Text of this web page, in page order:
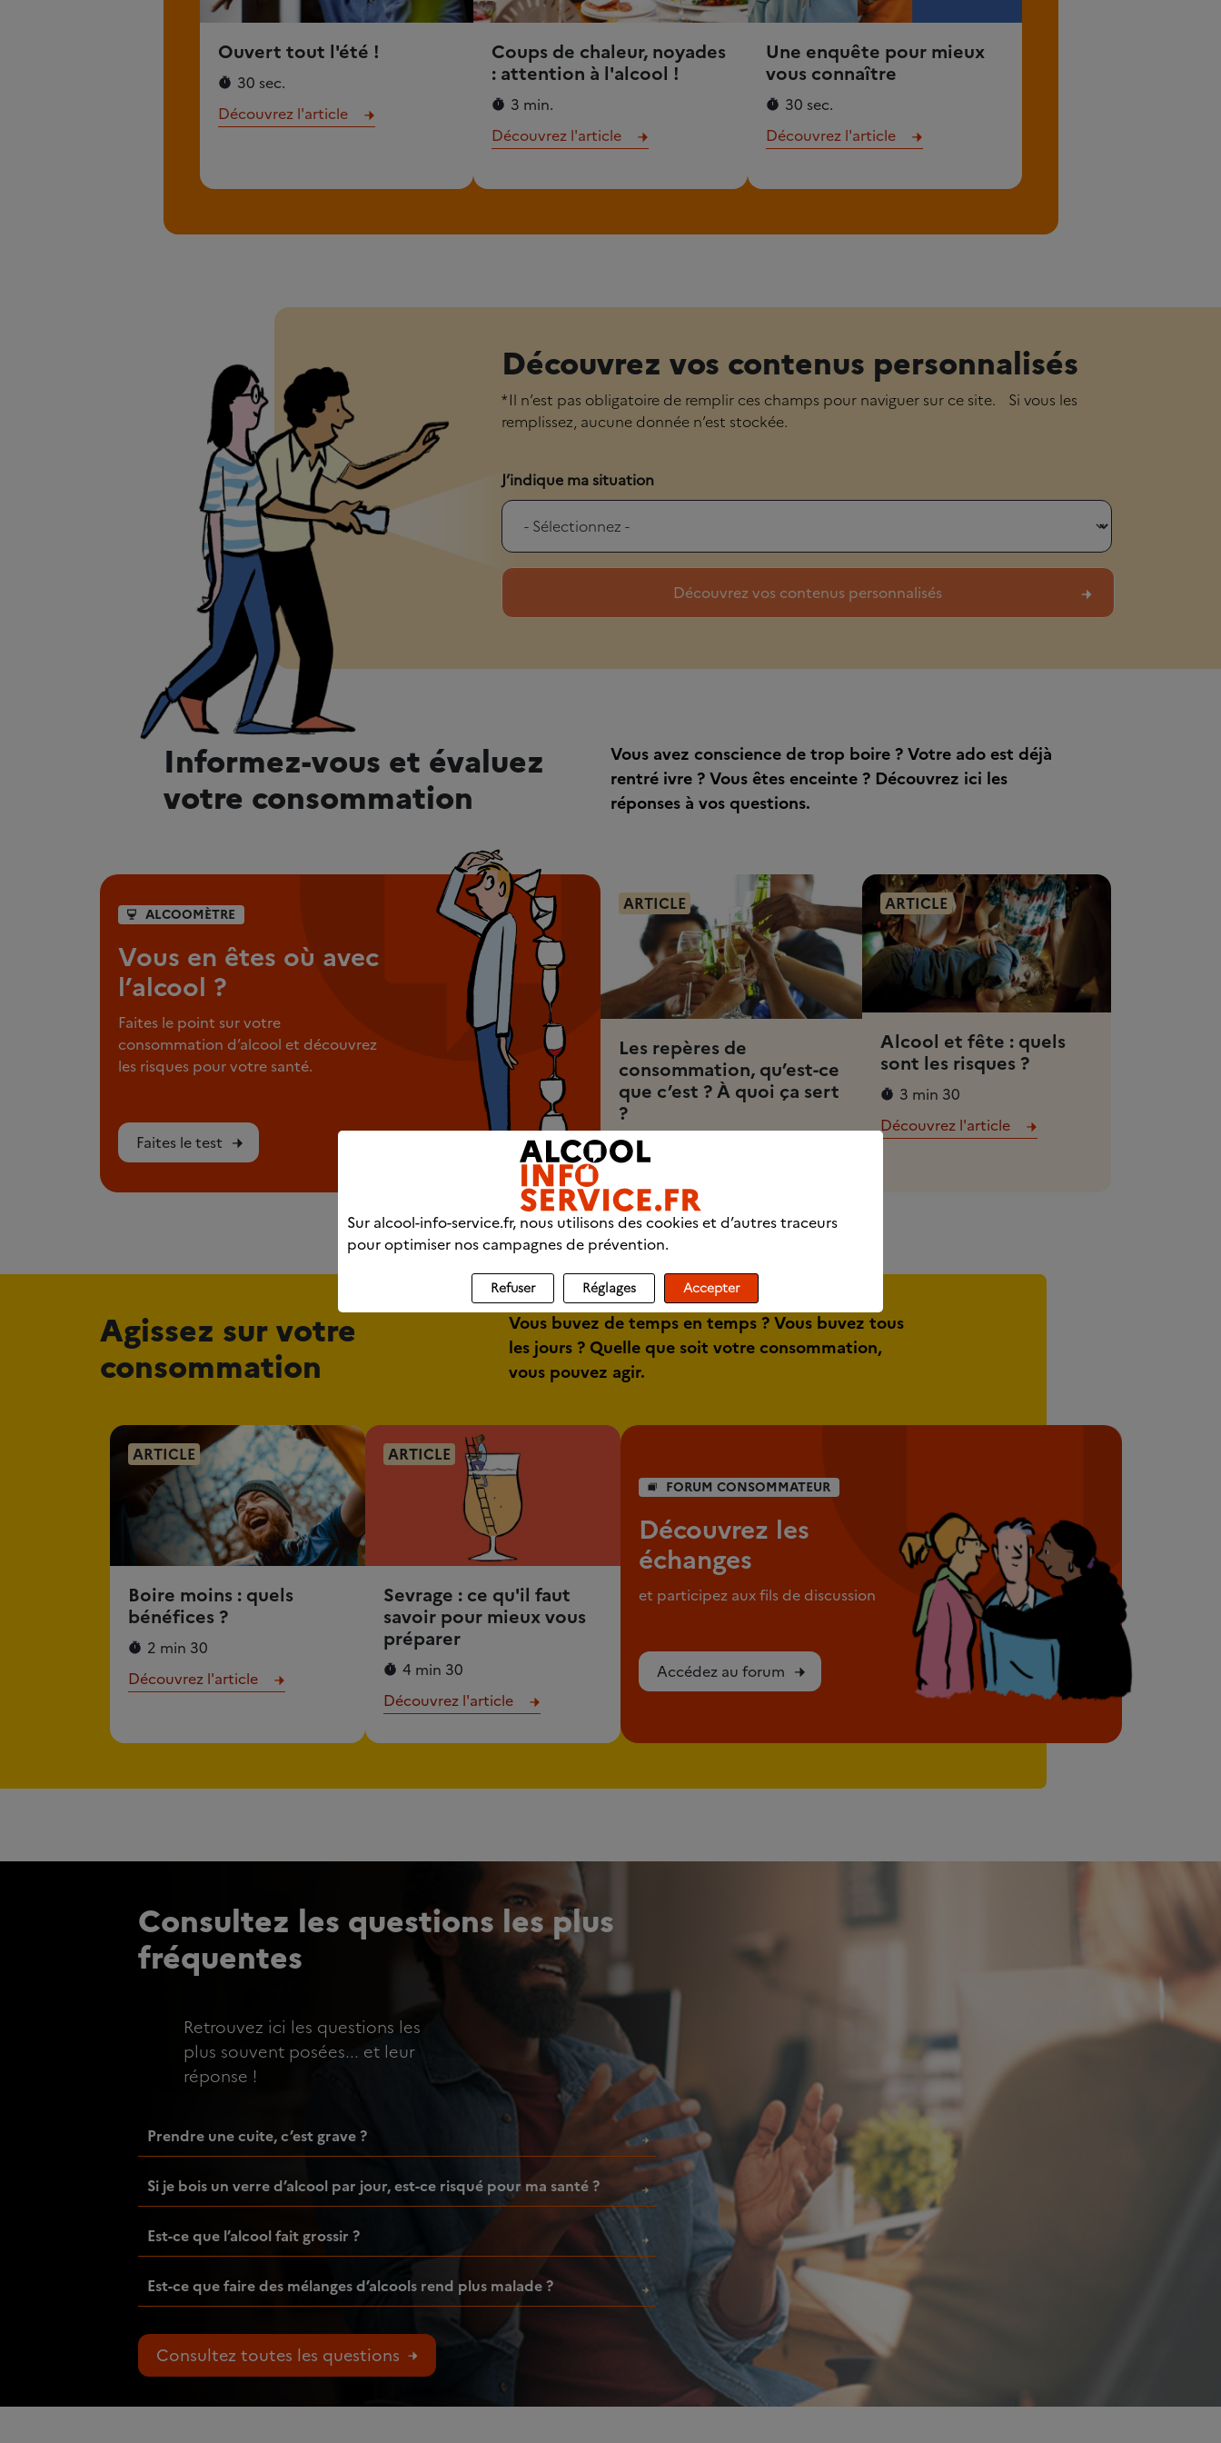
Ouvert tout l'été !
30 sec.
Découvrez l'article
Coups de chaleur, noyades
: attention à l'alcool !
3 min.
Découvrez l'article
Une enquête pour mieux
vous connaître
30 sec.
Découvrez l'article
Découvrez vos contenus personnalisés
* Il n’est pas obligatoire de remplir ces champs pour naviguer sur ce site. Si vous les
remplissez, aucune donnée n’est stockée.
J’indique ma situation
Informez-vous et évaluez
votre consommation
Vous avez conscience de trop boire ? Votre ado est déjà
rentré ivre ? Vous êtes enceinte ? Découvrez ici les
réponses à vos questions.
ALCOOMÈTRE
Vous en êtes où avec
l’alcool ?
Faites le point sur votre
consommation d’alcool et découvrez
les risques pour votre santé.
Faites le test
ARTICLE
Les repères de
consommation, qu’est-ce
que c’est ? À quoi ça sert
?
3 min 30
ARTICLE
Alcool et fête : quels
sont les risques ?
3 min 30
Découvrez l'article
Agissez sur votre
consommation
Vous buvez de temps en temps ? Vous buvez tous
les jours ? Quelle que soit votre consommation,
vous pouvez agir.
FORUM CONSOMMATEUR
Découvrez les
échanges
et participez aux fils de discussion
Accédez au forum
ARTICLE
Boire moins : quels
bénéfices ?
2 min 30
Découvrez l'article
ARTICLE
Sevrage : ce qu'il faut
savoir pour mieux vous
préparer
4 min 30
Découvrez l'article
Consultez les questions les plus
fréquentes
Retrouvez ici les questions les
plus souvent posées... et leur
réponse !
Prendre une cuite, c’est grave ?
Si je bois un verre d’alcool par jour, est-ce risqué pour ma santé ?
Est-ce que l’alcool fait grossir ?
Est-ce que faire des mélanges d’alcools rend plus malade ?
Consultez toutes les questions
Sur alcool-info-service.fr, nous utilisons des cookies et d’autres traceurs
pour optimiser nos campagnes de prévention.
Refuser Réglages Accepter